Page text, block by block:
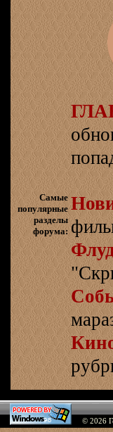
Самые
популярные
разделы
форума:
© 2026